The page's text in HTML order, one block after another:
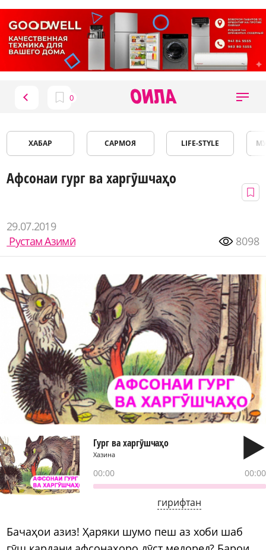
ХАБАР САРМОЯ LIFE-STYLE
Афсонаи гург ва харгӯшчаҳо
29.07.2019
Рустам Азимӣ
8098
Гург ва харгӯшчаҳо
Хазина
00:00 00:00
гирифтан
Бачаҳои азиз! Ҳаряки шумо пеш аз хоби шаб